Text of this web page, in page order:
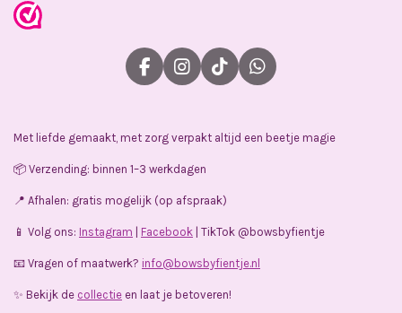
F
a
b
o
k
I
n
a
r
a
m
T
i
o
W
h
s
Met liefde gemaakt, met zorg verpakt altijd een beetje magie
📦 Verzending: binnen 1–3 werkdagen
📍 Afhalen: gratis mogelijk (op afspraak)
📱 Volg ons: Instagram Facebook | TikTok @bowsbyfientje
📧 Vragen of maatwerk? info@bowsbyfientje.nl
✨ Bekijk de collectie en laat je betoveren!